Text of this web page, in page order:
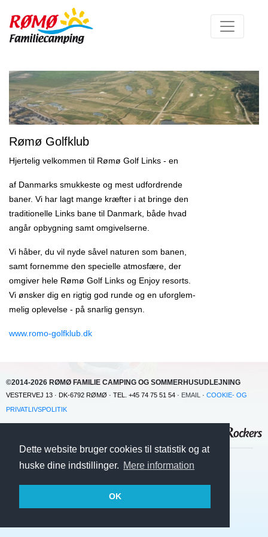
Dette website bruger cookies til statistik og at
huske dine indstillinger. Mere information
OK
Rømø Golfklub
Hjertelig velkommen til Rømø Golf Links - en
af Danmarks smukkeste og mest udfordrende
baner. Vi har lagt mange kræfter i at bringe den
traditionelle Links bane til Danmark, både hvad
angår opbygning samt omgivelserne.
Vi håber, du vil nyde såvel naturen som banen,
samt fornemme den specielle atmosfære, der
omgiver hele Rømø Golf Links og Enjoy resorts.
Vi ønsker dig en rigtig god runde og en uforglem-
melig oplevelse - på snarlig gensyn.
www.romo-golfklub.dk
©2014-2026 RØMØ FAMILIE CAMPING OG SOMMERHUSUDLEJNING
VESTERVEJ 13 · DK-6792 RØMØ · TEL. +45 74 75 51 54 · EMAIL · COOKIE- OG
PRIVATLIVSPOLITIK